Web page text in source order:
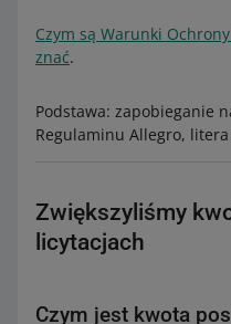
Czym są Warunki
znać.
Podstawa: zapobieganie
Regulaminu Allegro, litera
Zwiększyliśmy
licytacjach
Czym jest kwota